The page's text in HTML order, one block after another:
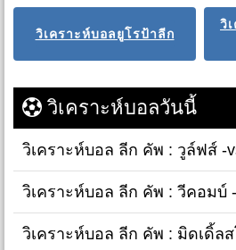
วิเคราะห์บอลยูโรป้าลีก
วิ
วิเคราะห์บอลวันนี้
วิเคราะห์บอล ลีก คัพ : วูล์ฟส์ -
วิเคราะห์บอล ลีก คัพ : วีคอมบ์
วิเคราะห์บอล ลีก คัพ : มิดเดิ้ล